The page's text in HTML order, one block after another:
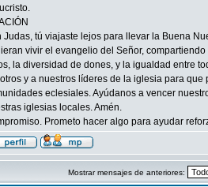
Judas, tú viajaste lejos para llevar la Buena
vivir el evangelio del Señor,
la diversidad de dones, y la igualdad entre
y a nuestros líderes de la iglesia para
eclesiales. Ayúdanos a vencer
iglesias locales. Amén.
Prometo hacer algo para ayudar
Mostrar mensajes de anteriores: